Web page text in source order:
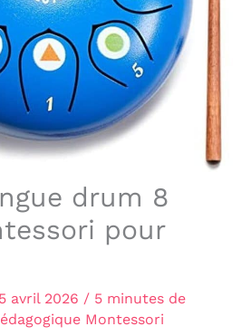
drum 8
pour
avril 2026 / 5 minutes de
Montessori